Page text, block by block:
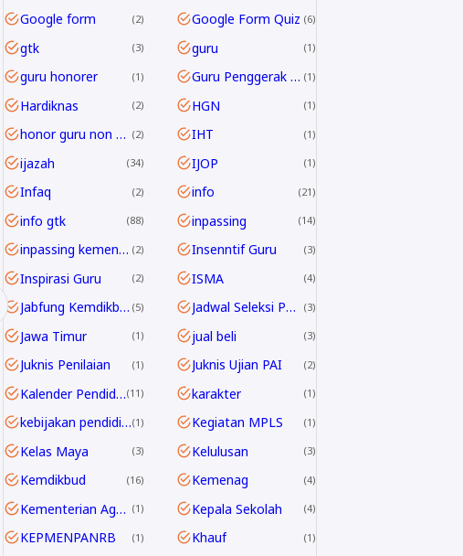
Google form 2 Google Form Quiz 6
gtk 3 guru 1
guru honorer 1 Guru Penggerak GPAI 1
Hardiknas 2 HGN 1
honor guru non ASN 2 IHT 1
ijazah 34 IJOP 1
Infaq 2 info 21
info gtk 88 inpassing 14
inpassing kemenag 2 Insenntif Guru 3
Inspirasi Guru 2 ISMA 4
Jabfung Kemdikbud 5 Jadwal Seleksi PPPK Guru 2024 3
Jawa Timur 1 jual beli 3
Juknis Penilaian 1 Juknis Ujian PAI 2
Kalender Pendidikan 11 karakter 1
kebijakan pendidikan 2025 1 Kegiatan MPLS 1
Kelas Maya 3 Kelulusan 3
Kemdikbud 16 Kemenag 4
Kementerian Agama 1 Kepala Sekolah 4
KEPMENPANRB 1 Khauf 1